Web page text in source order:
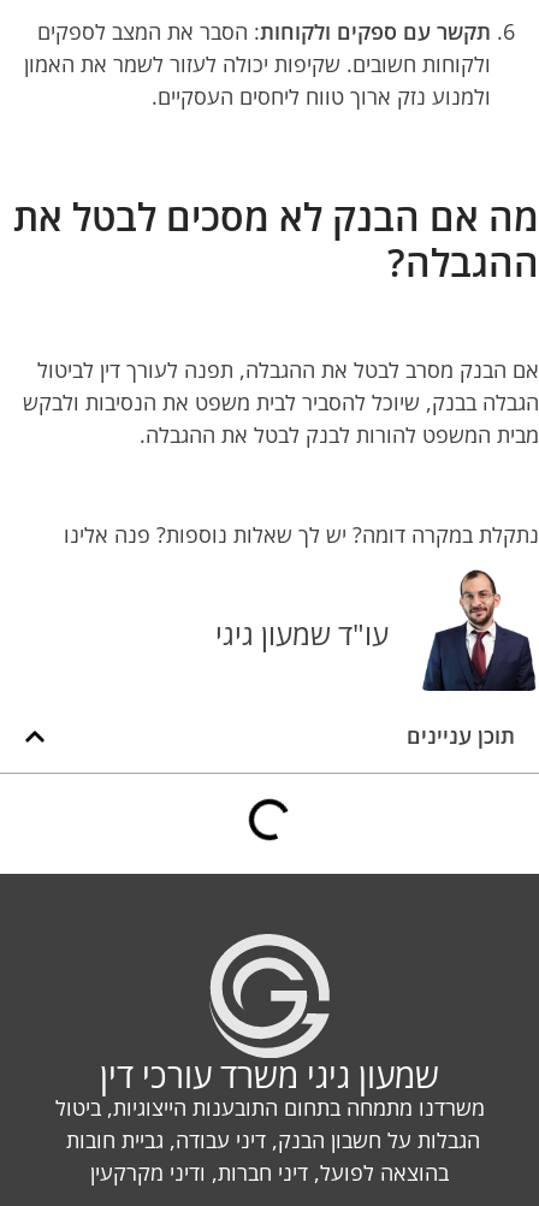
תקשר עם ספקים ולקוחות: הסבר את המצב לספקים
ולקוחות חשובים. שקיפות יכולה לעזור לשמר את האמון
ולמנוע נזק ארוך טווח ליחסים העסקיים.
מה אם הבנק לא מסכים לבטל את
ההגבלה?
אם הבנק מסרב לבטל את ההגבלה, תפנה לעורך דין לביטול
הגבלה בבנק, שיוכל להסביר לבית משפט את הנסיבות ולבקש
מבית המשפט להורות לבנק לבטל את ההגבלה.
נתקלת במקרה דומה? יש לך שאלות נוספות? פנה אלינו
עו"ד שמעון גיגי
תוכן עניינים
שמעון גיגי משרד עורכי דין
משרדנו מתמחה בתחום התובענות הייצוגיות, ביטול
הגבלות על חשבון הבנק, דיני עבודה, גביית חובות
בהוצאה לפועל, דיני חברות, ודיני מקרקעין